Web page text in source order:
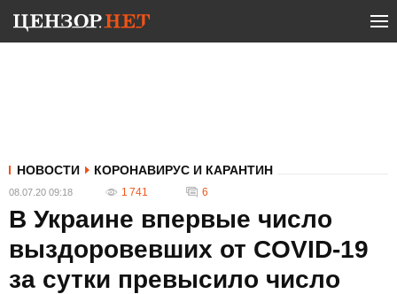
НОВОСТИ КОРОНАВИРУС И КАРАНТИН
08.07.20 09:18 1 741 6
В Украине впервые число
выздоровевших от COVID-19
за сутки превысило число